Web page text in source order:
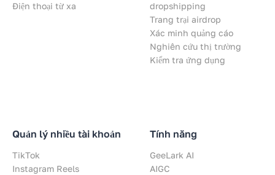
Điện thoại từ xa
Quản lý nhiều tài khoản
TikTok
Instagram Reels
dropshipping
Trang trại airdrop
Xác minh quảng cáo
Nghiên cứu thị trường
Kiểm tra ứng dụng
Tính năng
GeeLark AI
AIGC